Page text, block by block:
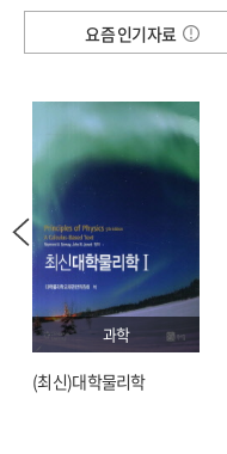
요즘 인기자료
과학
(최신)대학물리학